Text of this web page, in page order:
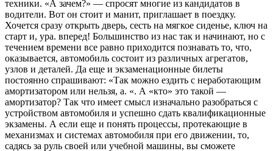
техники. «А зачем?» — спросят многие из кандидатов в
водители. Вот он стоит и манит, приглашает в поездку.
Хочется сразу открыть дверь, сесть на мягкое сиденье, ключ на
старт и, ура. вперед! Большинство из нас так и начинают, но с
течением времени все равно приходится познавать то, что,
оказывается, автомобиль состоит из различных агрегатов,
узлов и деталей. Да еще и экзаменационные билеты
постоянно спрашивают: «Так можно ездить с неработающим
амортизатором или нельзя, а. «. А «кто» это такой —
амортизатор? Так что имеет смысл изначально разобраться с
устройством автомобиля и успешно сдать квалификационные
экзамены. А если еще и понять процессы, протекающие в
механизмах и системах автомобиля при его движении, то,
садясь за руль своей или учебной машины, вы сможете